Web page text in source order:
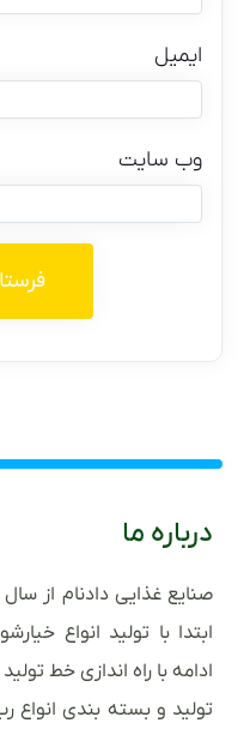
ایمیل
وب‌ سایت
درباره ما
ابتدا با تولید انواع
ادامه با راه اندازی خط
تولید و بسته بندی